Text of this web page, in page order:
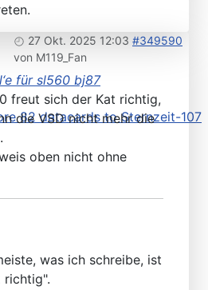
82 datacards to Sternzeit-107
27 Okt. 2025 12:03 #349590
von M119_Fan
für sl560 bj87
freut sich der Kat richtig,
die VSD nicht mehr die
oben nicht ohne
was ich schreibe, ist
richtig".